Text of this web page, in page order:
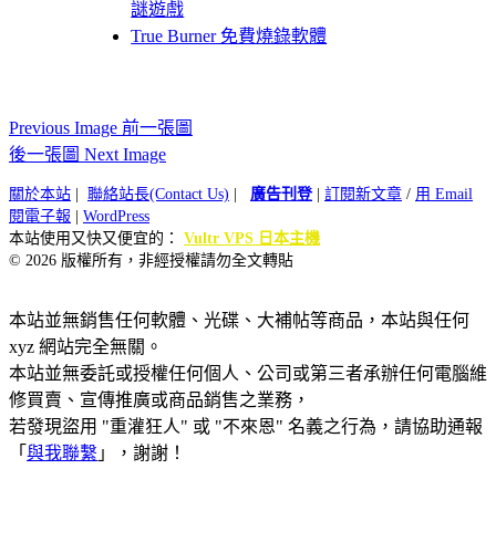
謎遊戲
True Burner 免費燒錄軟體
Previous Image 前一張圖
後一張圖 Next Image
關於本站 聯絡站長(Contact Us) 廣告刊登| 訂閱新文章 / 用 Email
閱電子報
WordPress
本站使用又快又便宜的： Vultr VPS 日本主機
© 2026 版權所有，非經授權請勿全文轉貼
本站並無銷售任何軟體、光碟、大補帖等商品，本站與任何
xyz 網站完全無關。
本站並無委託或授權任何個人、公司或第三者承辦任何電腦維
修買賣、宣傳推廣或商品銷售之業務，
若發現盜用 "重灌狂人" 或 "不來恩" 名義之行為，請協助通報
「 與我聯繫 」，謝謝！